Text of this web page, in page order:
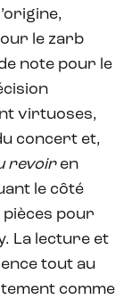
le zarb
note pour le
virtuoses,
concert et,
revoir en
le côté
pièces pour
La lecture et
tout au
comme